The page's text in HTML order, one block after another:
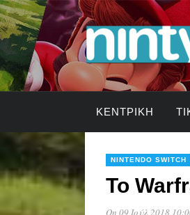
ΚΕΝΤΡΙΚΉ
NINTENDO SWITCH
Το
On 09 Ιούλ 2018